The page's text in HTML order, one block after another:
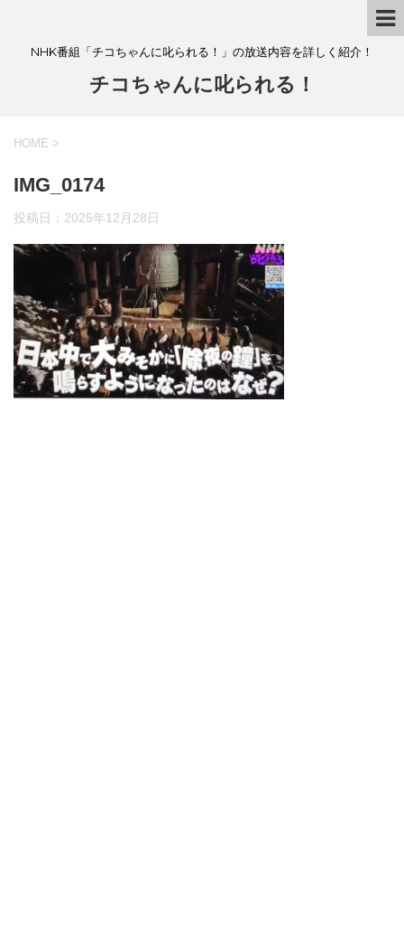
NHK番組「チコちゃんに叱られる！」の放送内容を詳しく紹介！
チコちゃんに叱られる！
HOME >
IMG_0174
投稿日： 2025年12月28日